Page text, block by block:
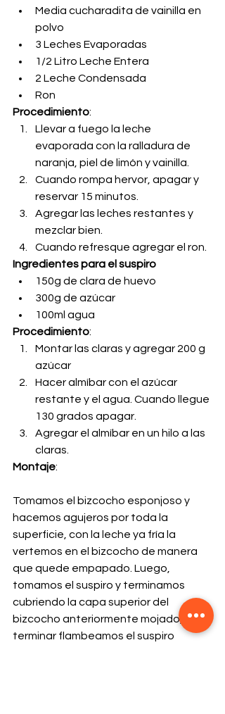
Media cucharadita de vainilla en
polvo
3 Leches Evaporadas
1/2 Litro Leche Entera
2 Leche Condensada
Ron
Procedimiento:
Llevar a fuego la leche
evaporada con la ralladura de
naranja, piel de limón y vainilla.
Cuando rompa hervor, apagar y
reservar 15 minutos.
Agregar las leches restantes y
mezclar bien.
Cuando refresque agregar el ron.
Ingredientes para el suspiro
150g de clara de huevo
300g de azúcar
100ml agua
Procedimiento:
Montar las claras y agregar 200 g
azúcar
Hacer almíbar con el azúcar
restante y el agua. Cuando llegue
130 grados apagar.
Agregar el almíbar en un hilo a las
claras.
Montaje:
Tomamos el bizcocho esponjoso y
hacemos agujeros por toda la
superficie, con la leche ya fría la
vertemos en el bizcocho de manera
que quede empapado. Luego,
tomamos el suspiro y terminamos
cubriendo la capa superior del
bizcocho anteriormente mojado, para
terminar flambeamos el suspiro